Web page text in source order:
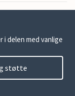
i delen med vanlige
støtte